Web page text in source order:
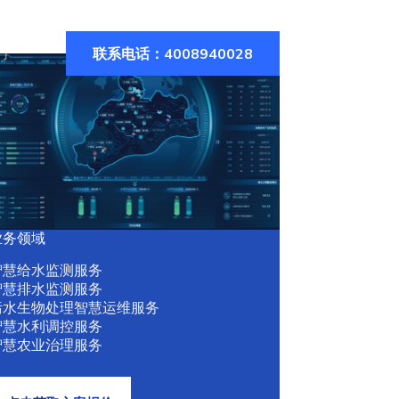
联系电话：4008940028
务领域
慧给水监测服务
慧排水监测服务
水生物处理智慧运维服务
慧水利调控服务
慧农业治理服务